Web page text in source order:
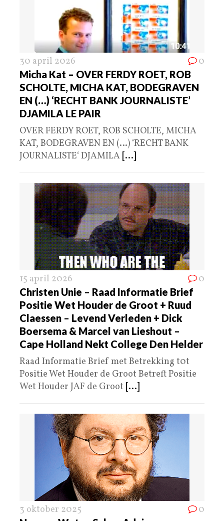
30 april 2026 0
Micha Kat – OVER FERDY ROET, ROB
SCHOLTE, MICHA KAT, BODEGRAVEN
EN (…) ‘RECHT BANK JOURNALISTE’
DJAMILA LE PAIR
OVER FERDY ROET, ROB SCHOLTE, MICHA
KAT, BODEGRAVEN EN (…) ‘RECHT BANK
JOURNALISTE‘ DJAMILA [...]
15 april 2026 0
Christen Unie – Raad Informatie Brief
Positie Wet Houder de Groot + Ruud
Claessen – Levend Verleden + Dick
Boersema & Marcel van Lieshout –
Cape Holland Nekt College Den Helder
Raad Informatie Brief met Betrekking t0t
Positie Wet Houder de Groot Betreft Positie
Wet Houder JAF de Groot [...]
3 oktober 2025 0